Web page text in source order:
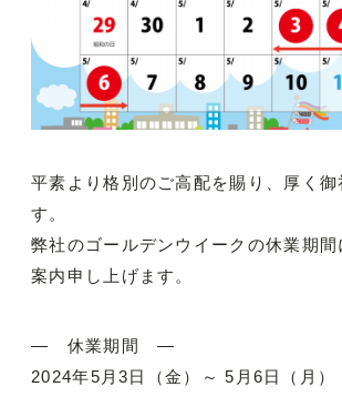
平素より格別のご高配を賜り、厚く御
す。
弊社のゴールデンウイークの休業期
案内申し上げます。
— 休業期間 —
2024年5月3日（金）～ 5月6日（月）